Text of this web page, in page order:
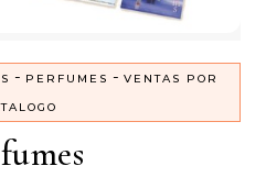
- PERFUMES - VENTAS POR